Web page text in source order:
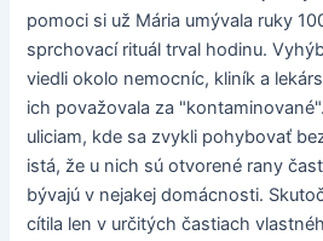
pomoci si už Mária umývala ruky
sprchovací rituál trval hodinu.
viedli okolo nemocníc, kliník a
ich považovala za
uliciam, kde sa zvykli pohybovať
istá, že u nich sú otvorené rany
bývajú v nejakej domácnosti.
cítila len v určitých častiach